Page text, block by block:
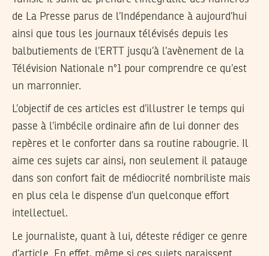
de La Presse parus de l’Indépendance à aujourd’hui
ainsi que tous les journaux télévisés depuis les
balbutiements de l’ERTT jusqu’à l’avènement de la
Télévision Nationale n°1 pour comprendre ce qu’est
un marronnier.
L’objectif de ces articles est d’illustrer le temps qui
passe à l’imbécile ordinaire afin de lui donner des
repères et le conforter dans sa routine rabougrie. Il
aime ces sujets car ainsi, non seulement il patauge
dans son confort fait de médiocrité nombriliste mais
en plus cela le dispense d’un quelconque effort
intellectuel.
Le journaliste, quant à lui, déteste rédiger ce genre